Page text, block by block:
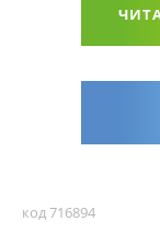
код 716894